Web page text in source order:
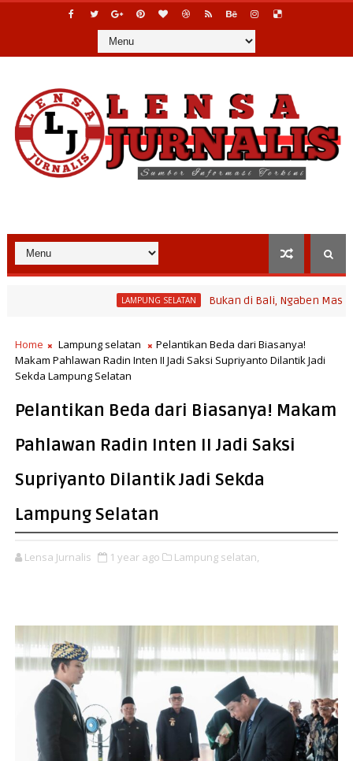
LAMPUNG SELATAN Bukan di Bali, Ngaben Massal
Home Lampung selatan
Pelantikan Beda dari Biasanya!
Makam Pahlawan Radin Inten II Jadi Saksi Supriyanto Dilantik Jadi
Sekda Lampung Selatan
Pelantikan Beda dari Biasanya! Makam
Pahlawan Radin Inten II Jadi Saksi
Supriyanto Dilantik Jadi Sekda
Lampung Selatan
Lensa Jurnalis 1 year ago Lampung selatan,